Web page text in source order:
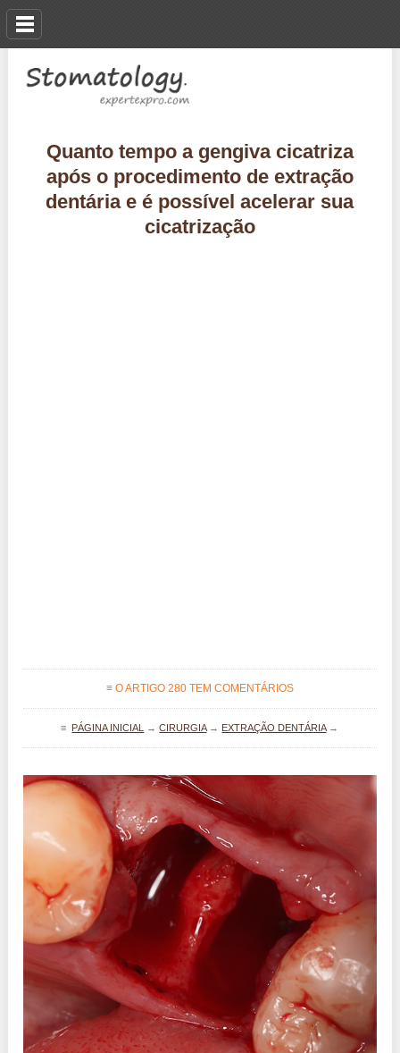
Quanto tempo a gengiva cicatriza
após o procedimento de extração
dentária e é possível acelerar sua
cicatrização
≡ O ARTIGO 280 TEM COMENTÁRIOS
≡ PÁGINA INICIAL →CIRURGIA→ EXTRAÇÃO DENTÁRIA→